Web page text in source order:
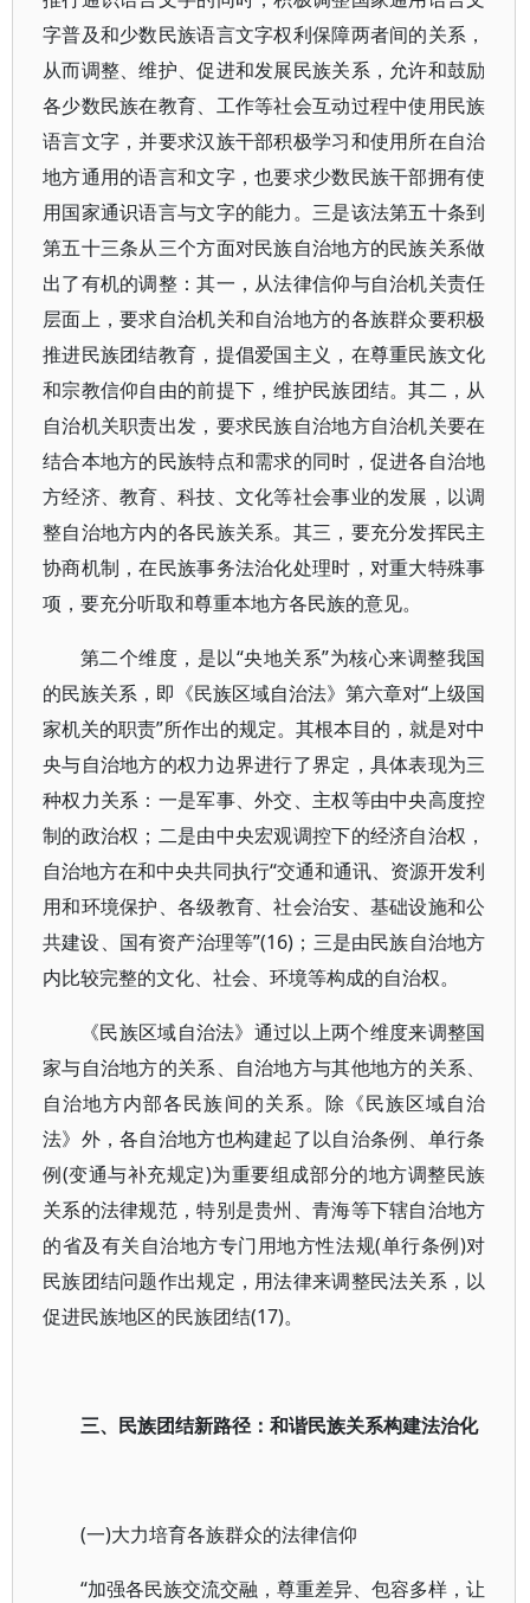
字普及和少数民族语言文字权利保障两者间的关系，
从而调整、维护、促进和发展民族关系，允许和鼓励
各少数民族在教育、工作等社会互动过程中使用民族
语言文字，并要求汉族干部积极学习和使用所在自治
地方通用的语言和文字，也要求少数民族干部拥有使
用国家通识语言与文字的能力。三是该法第五十条到
第五十三条从三个方面对民族自治地方的民族关系做
出了有机的调整：其一，从法律信仰与自治机关责任
层面上，要求自治机关和自治地方的各族群众要积极
推进民族团结教育，提倡爱国主义，在尊重民族文化
和宗教信仰自由的前提下，维护民族团结。其二，从
自治机关职责出发，要求民族自治地方自治机关要在
结合本地方的民族特点和需求的同时，促进各自治地
方经济、教育、科技、文化等社会事业的发展，以调
整自治地方内的各民族关系。其三，要充分发挥民主
协商机制，在民族事务法治化处理时，对重大特殊事
项，要充分听取和尊重本地方各民族的意见。
第二个维度，是以“央地关系”为核心来调整我国
的民族关系，即《民族区域自治法》第六章对“上级国
家机关的职责”所作出的规定。其根本目的，就是对中
央与自治地方的权力边界进行了界定，具体表现为三
种权力关系：一是军事、外交、主权等由中央高度控
制的政治权；二是由中央宏观调控下的经济自治权，
自治地方在和中央共同执行“交通和通讯、资源开发利
用和环境保护、各级教育、社会治安、基础设施和公
共建设、国有资产治理等”(16)；三是由民族自治地方
内比较完整的文化、社会、环境等构成的自治权。
《民族区域自治法》通过以上两个维度来调整国
家与自治地方的关系、自治地方与其他地方的关系、
自治地方内部各民族间的关系。除《民族区域自治
法》外，各自治地方也构建起了以自治条例、单行条
例(变通与补充规定)为重要组成部分的地方调整民族
关系的法律规范，特别是贵州、青海等下辖自治地方
的省及有关自治地方专门用地方性法规(单行条例)对
民族团结问题作出规定，用法律来调整民法关系，以
促进民族地区的民族团结(17)。
三、民族团结新路径：和谐民族关系构建法治化
(一)大力培育各族群众的法律信仰
“加强各民族交流交融，尊重差异、包容多样，让